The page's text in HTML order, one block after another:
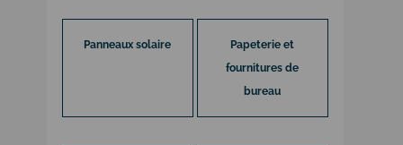
Panneaux solaire
Papeterie et
fournitures de
bureau